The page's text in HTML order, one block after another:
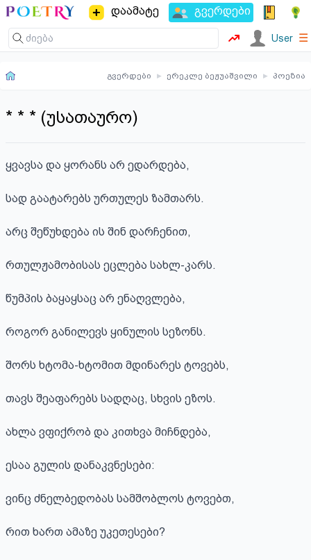
დაამატე გვერდები
User ☰
გვერდები ▸ ერეკლე ბეჟუაშვილი ▸ პოეზია
* * * (უსათაურო)
ყვავსა და ყორანს არ ედარდება,
სად გაატარებს ურთულეს ზამთარს.
არც შეწუხდება ის შინ დარჩენით,
რთულჟამობისას ეცლება სახლ-კარს.
წუმპის ბაყაყსაც არ ენაღვლება,
როგორ განილევს ყინულის სეზონს.
შორს ხტომა-ხტომით მდინარეს ტოვებს,
თავს შეაფარებს სადღაც, სხვის ეზოს.
ახლა ვფიქრობ და კითხვა მიჩნდება,
ესაა გულის დანაკვნესები:
ვინც ძნელბედობას სამშობლოს ტოვებთ,
რით ხართ ამაზე უკეთესები?